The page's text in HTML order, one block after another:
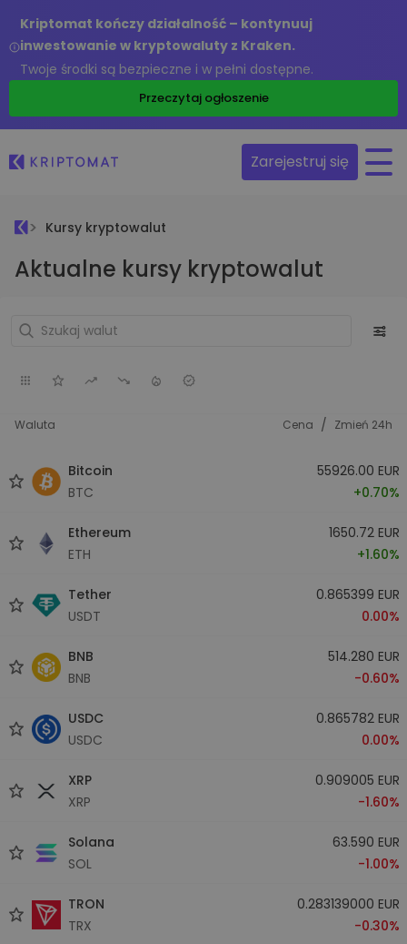
Kriptomat kończy działalność – kontynuuj
inwestowanie w kryptowaluty z Kraken.
Twoje środki są bezpieczne i w pełni dostępne.
Przeczytaj ogłoszenie
Zarejestruj się
Kursy kryptowalut
Aktualne kursy kryptowalut
Waluta Cena / Zmień 24h
Bitcoin
BTC
55926.00 EUR
+0.70%
Ethereum
ETH
1650.72 EUR
+1.60%
Tether
USDT
0.865399 EUR
0.00%
BNB
BNB
514.280 EUR
-0.60%
USDC
USDC
0.865782 EUR
0.00%
XRP
XRP
0.909005 EUR
-1.60%
Solana
SOL
63.590 EUR
-1.00%
TRON
TRX
0.283139000 EUR
-0.30%